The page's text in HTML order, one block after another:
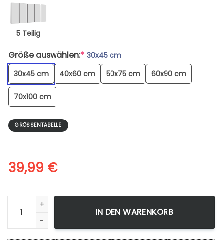
5 Teilig
Größe auswählen:* 30x45 cm
30x45 cm
40x60 cm 50x75 cm 60x90 cm
70x100 cm
GRÖSSENTABELLE
39,99 €
Photo Of River Near Buildings During Dawn - Leinwandbild
IN DEN WARENKORB